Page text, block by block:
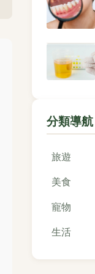
分類導航
旅遊
美食
寵物
生活